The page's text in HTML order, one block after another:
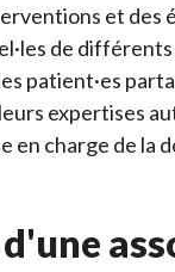
et des
de différents
patient·es
expertises
en charge de la